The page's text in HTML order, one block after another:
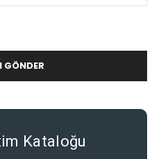
Kataloğu